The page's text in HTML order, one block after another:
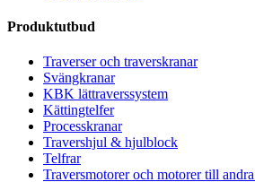
Produktutbud
Traverser och traverskranar
Svängkranar
KBK lättraverssystem
Kättingtelfer
Processkranar
Travershjul & hjulblock
Telfrar
Traversmotorer och motorer till